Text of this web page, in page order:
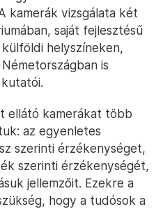
kamerák vizsgálata két
saját fejlesztésű
helyszíneken,
is
ellátó kamerákat több
az egyenletes
szerinti érzékenységet,
szerinti érzékenységét,
jellemzőit. Ezekre a
hogy a tudósok a